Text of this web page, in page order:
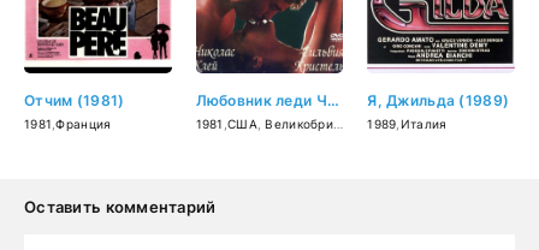
Отчим (1981)
1981 ,Франция
Любовник леди Чаттерлей (1981)
1981 ,США ,Великобритания ,Франция,Германия
Я, Джильда (1989)
1989 Италия
Оставить комментарий